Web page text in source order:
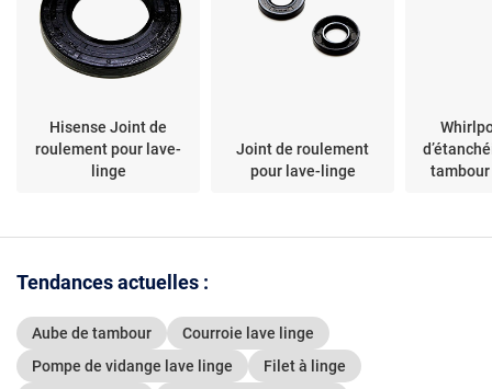
Hisense Joint de
roulement pour lave-
linge
Joint de roulement
pour lave-linge
Tendances actuelles :
Aube de tambour
Courroie lave linge
Pompe de vidange lave linge
Filet à linge